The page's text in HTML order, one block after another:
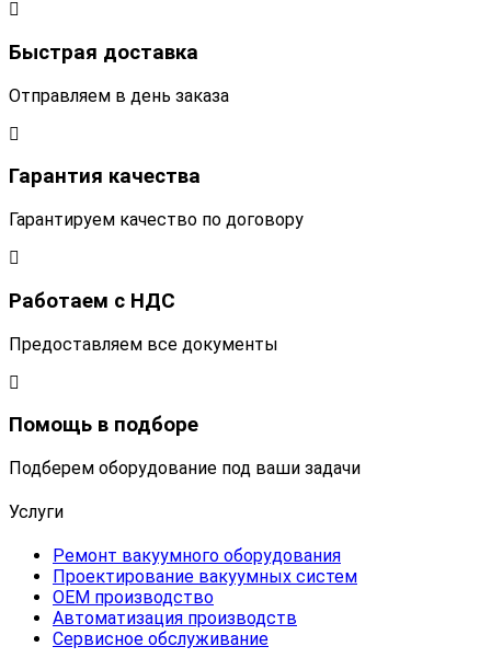
Быстрая доставка
Отправляем в день заказа
Гарантия качества
Гарантируем качество по договору
Работаем с НДС
Предоставляем все документы
Помощь в подборе
Подберем оборудование под ваши задачи
Услуги
Ремонт вакуумного оборудования
Проектирование вакуумных систем
OEM производство
Автоматизация производств
Сервисное обслуживание